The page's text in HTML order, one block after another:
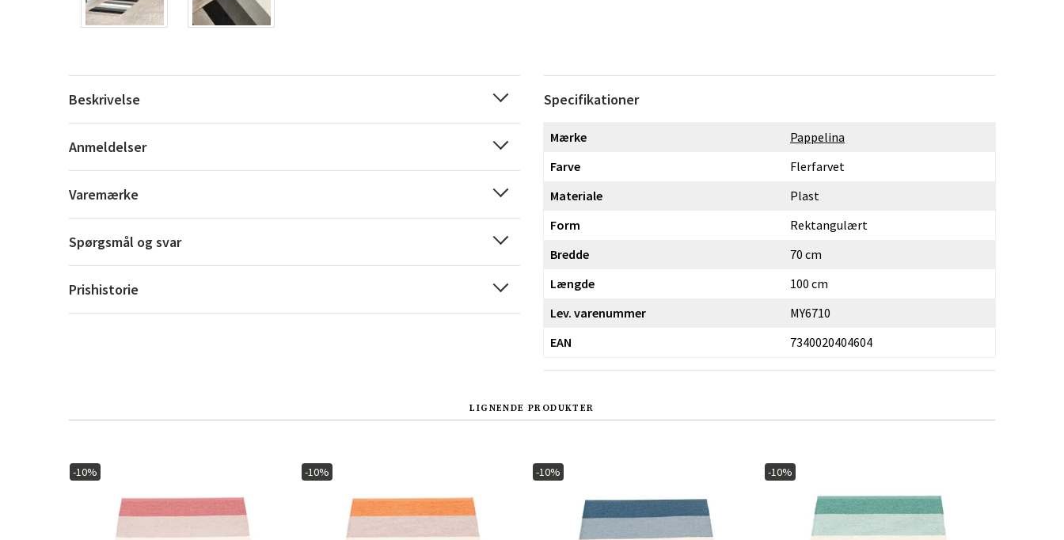
Beskrivelse
Anmeldelser
Varemærke
Spørgsmål og svar
Prishistorie
Specifikationer
Mærke
Pappelina
Farve
Flerfarvet
Materiale
Plast
Form
Rektangulært
Bredde
70 cm
Længde
100 cm
Lev. varenummer
MY6710
EAN
7340020404604
LIGNENDE PRODUKTER
-10% -10% -10% -10%